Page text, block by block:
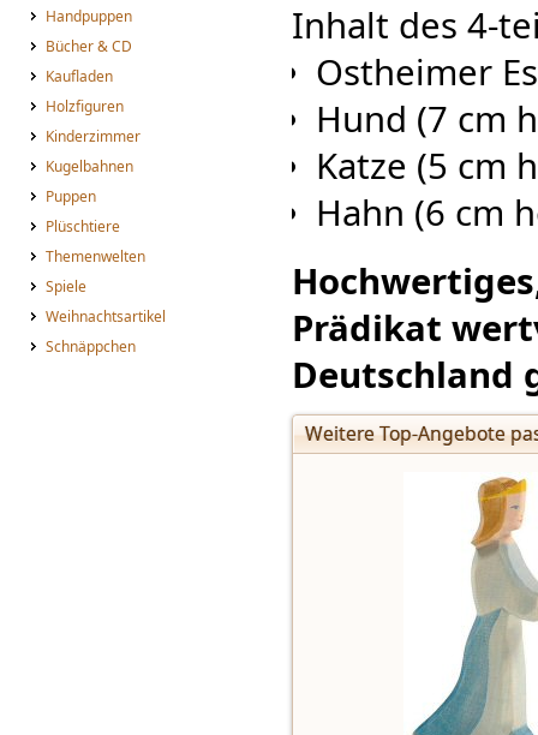
Handpuppen
Bücher & CD
Kaufladen
Holzfiguren
Kinderzimmer
Kugelbahnen
Puppen
Plüschtiere
Themenwelten
Spiele
Weihnachtsartikel
Schnäppchen
Inhalt des 4-
Ostheimer
Hund (7 cm
Katze (5 cm
Hahn (6 cm
Prädikat
Deutschland
Weitere Top-Angebote